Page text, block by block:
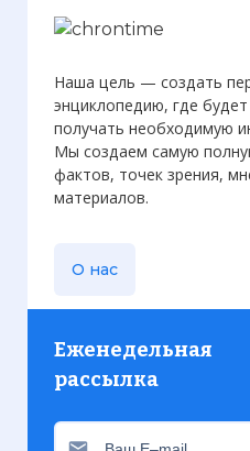
Вернуться в статью:
Наша цель — создать
энциклопедию, где
получать необходимую
Мы создаем самую
фактов, точек зрения,
материалов.
О нас
Еженедельная
рассылка